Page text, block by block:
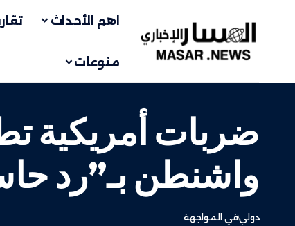
اهم الأحداث
منوعات
واشنطن بـ”رد
دوليفي المواجهة